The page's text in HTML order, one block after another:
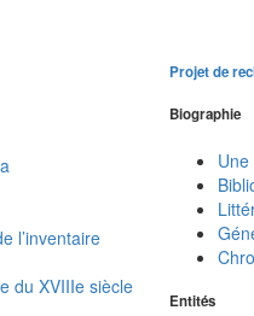
l’inventaire
du XVIIIe siècle
Projet de
Biographie
Une
Entités